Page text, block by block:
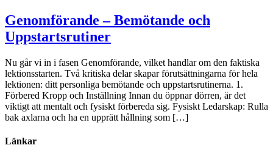
Genomförande – Bemötande och
Uppstartsrutiner
Nu går vi in i fasen Genomförande, vilket handlar om den faktiska
lektionsstarten. Två kritiska delar skapar förutsättningarna för hela
lektionen: ditt personliga bemötande och uppstartsrutinerna. 1.
Förbered Kropp och Inställning Innan du öppnar dörren, är det
viktigt att mentalt och fysiskt förbereda sig. Fysiskt Ledarskap: Rulla
bak axlarna och ha en upprätt hållning som […]
Länkar